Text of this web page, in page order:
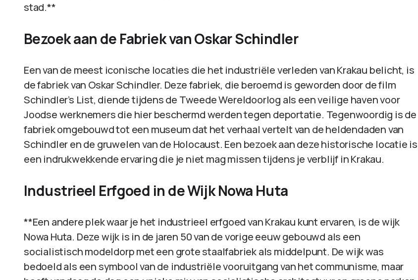
stad.**
Bezoek aan de Fabriek van Oskar Schindler
Een van de meest iconische locaties die het industriële verleden van Krakau belicht, is
de fabriek van Oskar Schindler. Deze fabriek, die beroemd is geworden door de film
Schindler’s List, diende tijdens de Tweede Wereldoorlog als een veilige haven voor
Joodse werknemers die hier beschermd werden tegen deportatie. Tegenwoordig is de
fabriek omgebouwd tot een museum dat het verhaal vertelt van de heldendaden van
Schindler en de gruwelen van de Holocaust. Een bezoek aan deze historische locatie is
een indrukwekkende ervaring die je niet mag missen tijdens je verblijf in Krakau.
Industrieel Erfgoed in de Wijk Nowa Huta
**Een andere plek waar je het industrieel erfgoed van Krakau kunt ervaren, is de wijk
Nowa Huta. Deze wijk is in de jaren 50 van de vorige eeuw gebouwd als een
socialistisch modeldorp met een grote staalfabriek als middelpunt. De wijk was
bedoeld als een symbool van de industriële vooruitgang van het communisme, maar